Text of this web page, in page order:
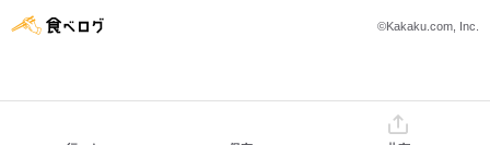
©Kakaku.com, Inc.